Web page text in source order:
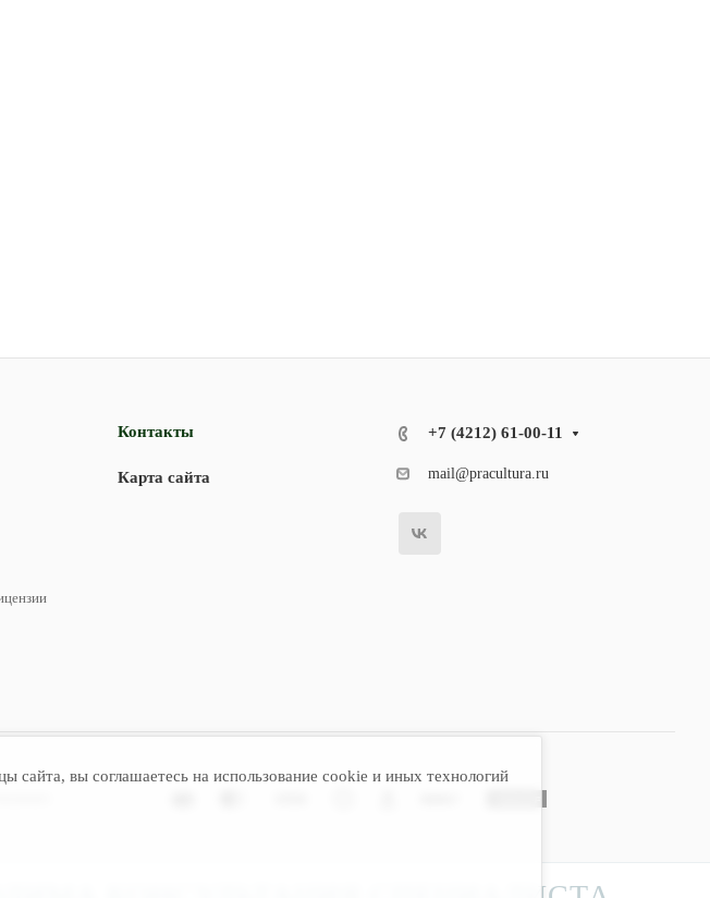
Контакты
Карта сайта
+7 (4212) 61-00-11
mail@pracultura.ru
вы соглашаетесь на использование cookie и иных технологий